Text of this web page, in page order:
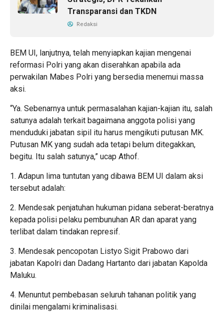
Transparansi dan TKDN
Redaksi
BEM UI, lanjutnya, telah menyiapkan kajian mengenai
reformasi Polri yang akan diserahkan apabila ada
perwakilan Mabes Polri yang bersedia menemui massa
aksi.
“Ya. Sebenarnya untuk permasalahan kajian-kajian itu, salah
satunya adalah terkait bagaimana anggota polisi yang
menduduki jabatan sipil itu harus mengikuti putusan MK.
Putusan MK yang sudah ada tetapi belum ditegakkan,
begitu. Itu salah satunya,” ucap Athof.
1. Adapun lima tuntutan yang dibawa BEM UI dalam aksi
tersebut adalah:
2. Mendesak penjatuhan hukuman pidana seberat-beratnya
kepada polisi pelaku pembunuhan AR dan aparat yang
terlibat dalam tindakan represif.
3. Mendesak pencopotan Listyo Sigit Prabowo dari
jabatan Kapolri dan Dadang Hartanto dari jabatan Kapolda
Maluku.
4. Menuntut pembebasan seluruh tahanan politik yang
dinilai mengalami kriminalisasi.